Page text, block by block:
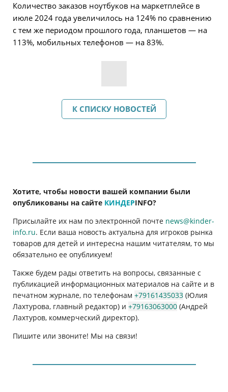
Количество заказов ноутбуков на маркетплейсе в
июле 2024 года увеличилось на 124% по сравнению
с тем же периодом прошлого года, планшетов — на
113%, мобильных телефонов — на 83%.
К СПИСКУ НОВОСТЕЙ
Хотите, чтобы новости вашей компании были
опубликованы на сайте КИНДЕРINFO?
Присылайте их нам по электронной почте news@kinder-
info.ru. Если ваша новость актуальна для игроков рынка
товаров для детей и интересна нашим читателям, то мы
обязательно ее опубликуем!
Также будем рады ответить на вопросы, связанные с
публикацией информационных материалов на сайте и в
печатном журнале, по телефонам +79161435033 (Юлия
Лахтурова, главный редактор) и +79163063000 (Андрей
Лахтуров, коммерческий директор).
Пишите или звоните! Мы на связи!